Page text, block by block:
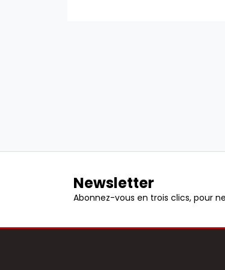
Newsletter
Abonnez-vous en trois clics, pour